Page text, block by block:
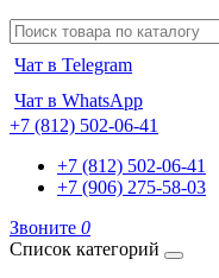
Чат в Telegram
Чат в WhatsApp
+7 (812) 502-06-41
+7 (812) 502-06-41
+7 (906) 275-58-03
Звоните 0
Список категорий